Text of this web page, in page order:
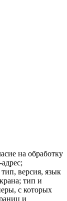
на обработку
версия, язык
тип и
с которых
и